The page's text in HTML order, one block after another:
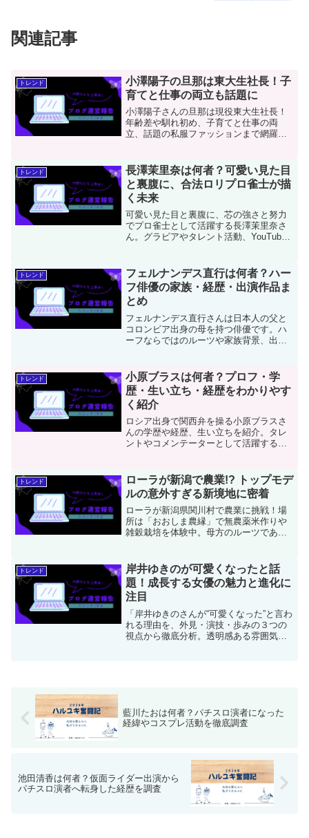
関連記事
トレンド
小澤陽子の旦那は東大生社長！子
育てと仕事の両立も話題に
小澤陽子さんの旦那は現役東大生社長！
年齢差や馴れ初め、子育てと仕事の両
立、話題の私服ファッションまで網羅的
す。
トレンド
長澤茉里奈は何者？可愛い見た目
と裏腹に、合法ロリプロ雀士が描
く未来
可愛い見た目と裏腹に、芯の強さと努力
でプロ雀士として活躍する長澤茉里奈さ
ん。グラビアやタレント活動、YouTube
トレンド
フェルナンデス直行は何者？ハー
フ俳優の家族・経歴・出演作品ま
とめ
フェルナンデス直行さんは日本人の父と
コロンビア出身の母を持つ俳優です。ハ
ーフならではのルーツや家族背景、出演
トレンド
小原ブラスは何者？プロフ・学
歴・生い立ち・経歴をわかりやす
く紹介
ロシア出身で関西弁を操る小原ブラスさ
んの学歴や経歴、生い立ちを紹介。タレ
ントやコメンテーターとして活躍する彼
トレンド
ローラが新潟で農業!? トップモデ
ルの意外すぎる新境地に密着
ローラが新潟県関川村で農業に挑戦！場
所は「おおしま農縁」で無農薬米作りや
雑穀栽培を体験中。母方のルーツである
ラの新たな挑戦を応援レポート。
トレンド
岸井ゆきのが可愛くなったと話
題！成長する女優の魅力と進化に
注目
「岸井ゆきのさんが“可愛くなった”と言わ
れる理由を、外見・演技・歩みの３つの
視点から徹底分析。透明感ある雰囲気や
藍川たおは何者？パチスロ演者になった
経緯やコスプレ活動を徹底調査
池田清香は何者？仮面ライダー出演から
パチスロ演者へ転身した経歴を調査